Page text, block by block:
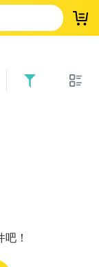
登
！